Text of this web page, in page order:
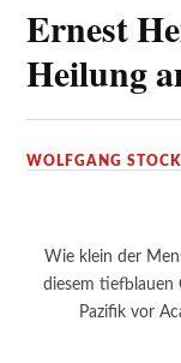
Ernest
Heilung
WOLFGANG STOCK
Wie klein der
diesem tiefblauen
Pazifik vor